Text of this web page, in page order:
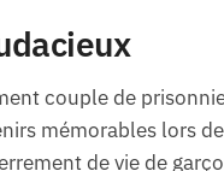
couple de
mémorables lors
de vie de